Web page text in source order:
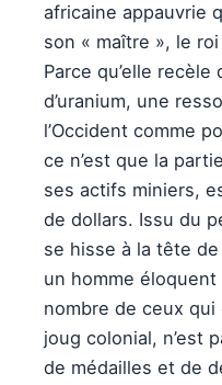
africaine appauvrie
son « maître », le
Parce qu’elle recèle
d’uranium, une
l’Occident comme
ce n’est que la
ses actifs miniers,
de dollars. Issu du
se hisse à la tête de
un homme
nombre de ceux
joug colonial, n’est
de médailles et de